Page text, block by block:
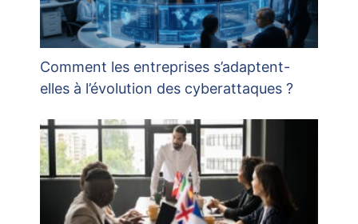
Comment les entreprises s’adaptent-
elles à l’évolution des cyberattaques ?